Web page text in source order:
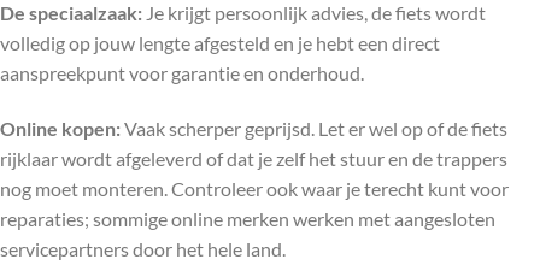
De speciaalzaak: Je krijgt persoonlijk advies, de fiets wordt
volledig op jouw lengte afgesteld en je hebt een direct
aanspreekpunt voor garantie en onderhoud.
Online kopen:Vaak scherper geprijsd. Let er wel op of de fiets
rijklaar wordt afgeleverd of dat je zelf het stuur en de trappers
nog moet monteren. Controleer ook waar je terecht kunt voor
reparaties; sommige online merken werken met aangesloten
servicepartners door het hele land.